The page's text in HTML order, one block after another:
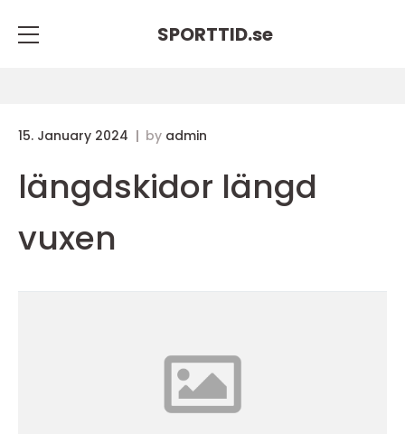
SPORTTID.se
15. January 2024 by admin
längdskidor längd
vuxen